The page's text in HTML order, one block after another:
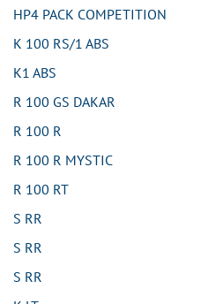
PACK COMPETITION
100 RS/1 ABS
ABS
100 GS DAKAR
R 100 R
100 R MYSTIC
100 RT
S RR
S RR
S RR